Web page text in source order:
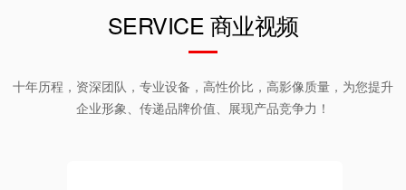
SERVICE 商业视频
十年历程，资深团队，专业设备，高性价比，高影像质量，为您提升
企业形象、传递品牌价值、展现产品竞争力！